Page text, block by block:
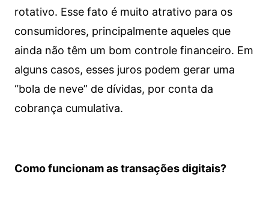
rotativo. Esse fato é muito atrativo para os
consumidores, principalmente aqueles que
ainda não têm um bom controle financeiro. Em
alguns casos, esses juros podem gerar uma
“bola de neve” de dívidas, por conta da
cobrança cumulativa.
Como funcionam as transações digitais?